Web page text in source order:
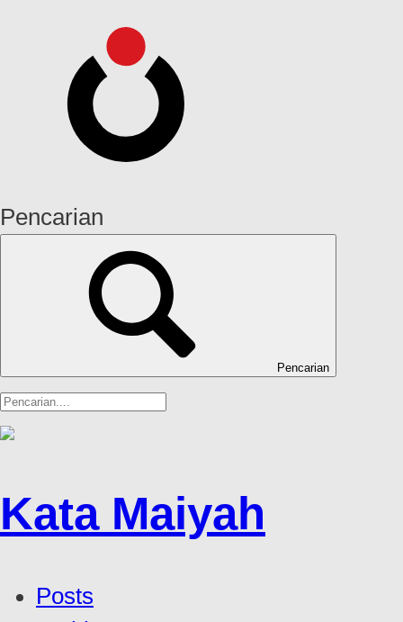
Pencarian
Pencarian
Kata Maiyah
Posts